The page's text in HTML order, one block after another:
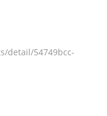
detail/54749bcc-